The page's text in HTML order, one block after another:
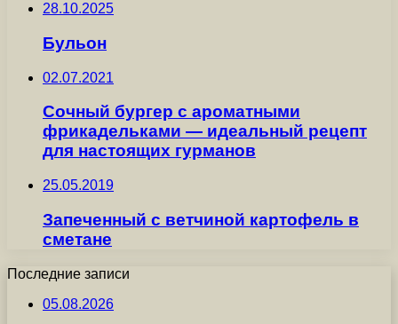
28.10.2025
Бульон
02.07.2021
Сочный бургер с ароматными
фрикадельками — идеальный рецепт
для настоящих гурманов
25.05.2019
Запеченный с ветчиной картофель в
сметане
Последние записи
05.08.2026